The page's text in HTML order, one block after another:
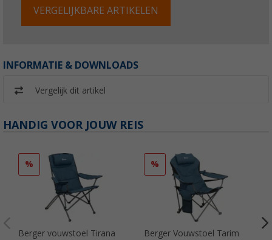
VERGELIJKBARE ARTIKELEN
INFORMATIE & DOWNLOADS
Vergelijk dit artikel
HANDIG VOOR JOUW REIS
%
Berger vouwstoel Tirana
%
Berger Vouwstoel Tarim